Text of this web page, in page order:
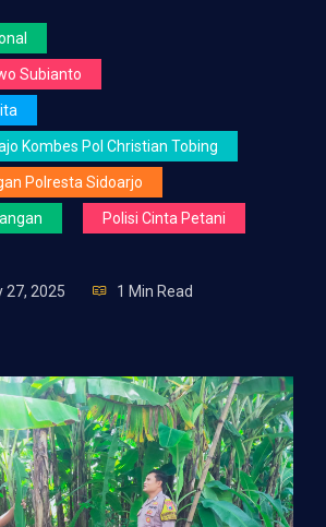
Subianto
Kombes Pol Christian Tobing
Polresta Sidoarjo
Polisi Cinta Petani
27, 2025 1 Min Read